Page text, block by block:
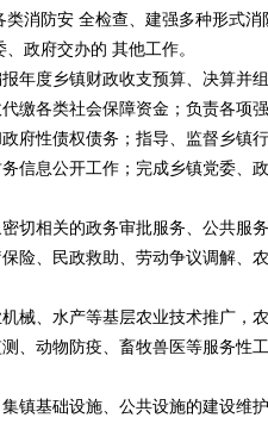
消防安 全检查、建强多种形式消
政府交办的 其他工作。
度乡镇财政收支预算、决算并
缴各类社会保障资金；负责各项
府性债权债务；指导、监督乡镇
信息公开工作；完成乡镇党委、
相关的政务审批服务、公共服
险、民政救助、劳动争议调解、
、水产等基层农业技术推广，
、动物防疫、畜牧兽医等服务性工
基础设施、公共设施的建设维